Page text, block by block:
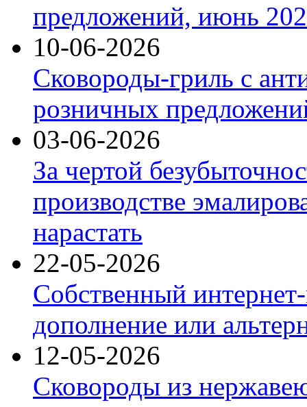
предложений, июнь
10-06-2026
Сковороды-гриль с
розничных
03-06-2026
За чертой
производстве
нарастать
22-05-2026
Собственный
дополнение или
12-05-2026
Сковороды из